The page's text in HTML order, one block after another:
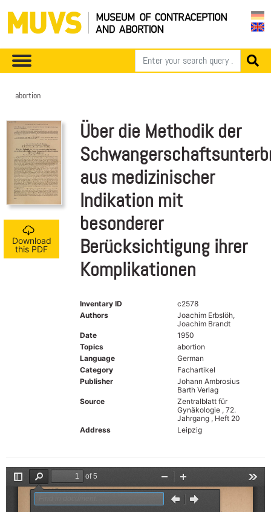
abortion
Download
this PDF
Über die Methodik der
aus medizinischer
Indikation mit
besonderer
Berücksichtigung ihrer
Komplikationen
Inventary ID
c2578
Authors
Joachim Erbslöh,
Joachim Brandt
Date
1950
Topics
abortion
Language
German
Category
Fachartikel
Publisher
Johann Ambrosius
Barth Verlag
Source
Zentralblatt für
Gynäkologie , 72.
Jahrgang , Heft 20
Address
Leipzig